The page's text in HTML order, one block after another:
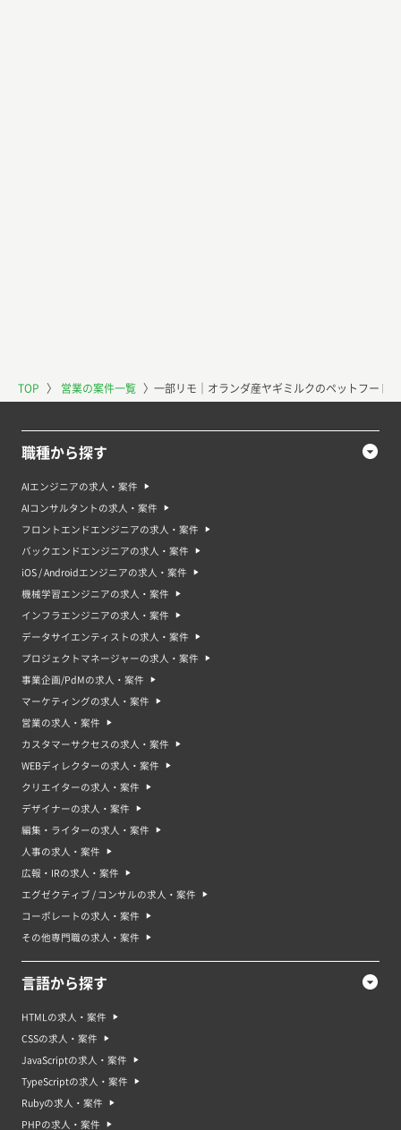
TOP 〉 営業の案件一覧 〉 一部リモ｜オランダ産ヤギミルクのペットフード
職種から探す
AIエンジニアの求人・案件
AIコンサルタントの求人・案件
フロントエンドエンジニアの求人・案件
バックエンドエンジニアの求人・案件
iOS / Androidエンジニアの求人・案件
機械学習エンジニアの求人・案件
インフラエンジニアの求人・案件
データサイエンティストの求人・案件
プロジェクトマネージャーの求人・案件
事業企画/PdMの求人・案件
マーケティングの求人・案件
営業の求人・案件
カスタマーサクセスの求人・案件
WEBディレクターの求人・案件
クリエイターの求人・案件
デザイナーの求人・案件
編集・ライターの求人・案件
人事の求人・案件
広報・IRの求人・案件
エグゼクティブ / コンサルの求人・案件
コーポレートの求人・案件
その他専門職の求人・案件
言語から探す
HTMLの求人・案件
CSSの求人・案件
JavaScriptの求人・案件
TypeScriptの求人・案件
Rubyの求人・案件
PHPの求人・案件